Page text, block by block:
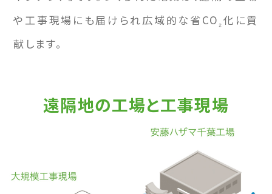
や⼯事現場にも届けられ広域的な省CO ₂化に貢
献します。
遠隔地の工場と工事現場